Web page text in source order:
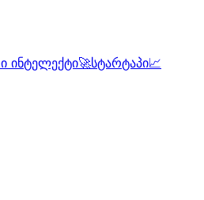
ინტელექტი🚀სტარტაპი📈